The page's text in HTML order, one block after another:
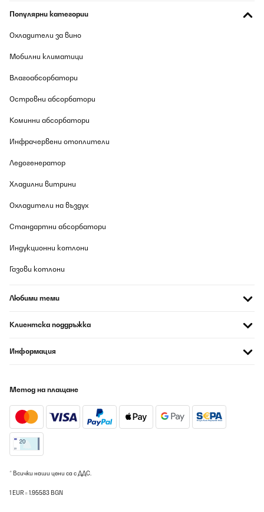
Популярни категории
Охладители за вино
Мобилни климатици
Влагоабсорбатори
Островни абсорбатори
Коминни абсорбатори
Инфрачервени отоплители
Ледогенератор
Хладилни витрини
Охладители на въздух
Стандартни абсорбатори
Индукционни котлони
Газови котлони
Любими теми
Клиентска поддръжка
Информация
Метод на плащане
* Всички наши цени са с ДДС.
1 EUR = 1.95583 BGN